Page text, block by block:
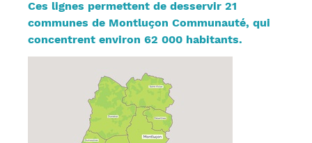
Ces lignes permettent de desservir 21
communes de Montluçon Communauté, qui
concentrent environ 62 000 habitants.